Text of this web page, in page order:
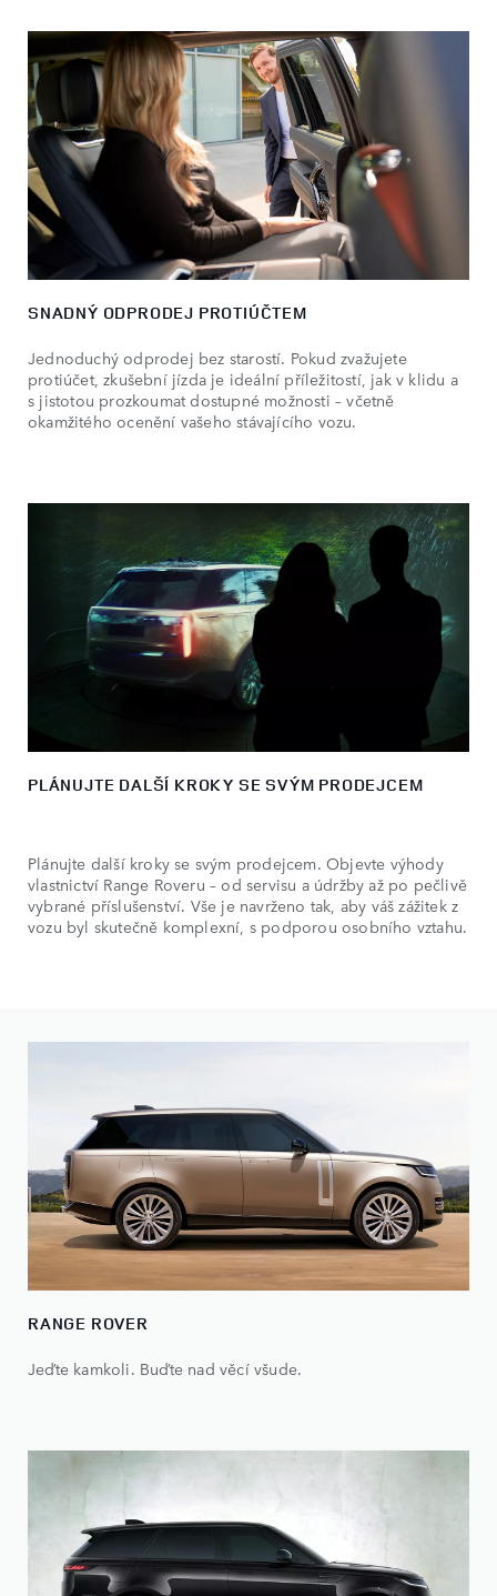
SNADNÝ ODPRODEJ PROTIÚČTEM
Jednoduchý odprodej bez starostí. Pokud zvažujete
protiúčet, zkušební jízda je ideální příležitostí, jak v klidu a
s jistotou prozkoumat dostupné možnosti – včetně
okamžitého ocenění vašeho stávajícího vozu.
PLÁNUJTE DALŠÍ KROKY SE SVÝM PRODEJCEM
Plánujte další kroky se svým prodejcem. Objevte výhody
vlastnictví Range Roveru – od servisu a údržby až po pečlivě
vybrané příslušenství. Vše je navrženo tak, aby váš zážitek z
vozu byl skutečně komplexní, s podporou osobního vztahu.
RANGE ROVER
Jeďte kamkoli. Buďte nad věcí všude.